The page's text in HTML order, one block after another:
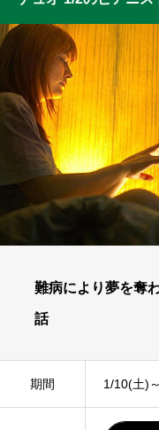
難病により夢を奪
話
期間 1/10(土)